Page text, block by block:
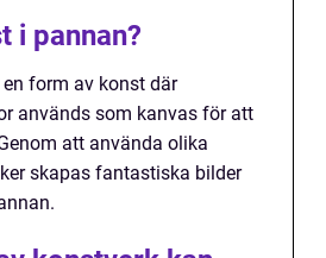
i pannan?
form av konst där
används som kanvas för att
att använda olika
skapas fantastiska bilder